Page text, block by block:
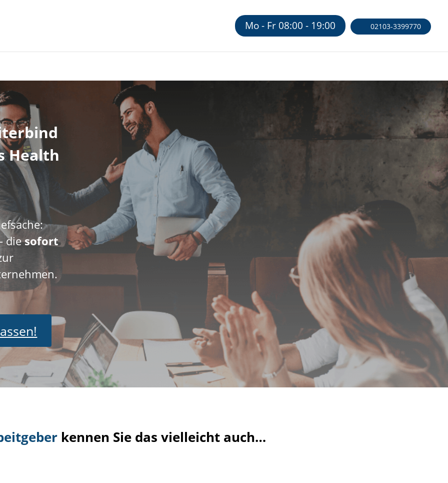
Mo - Fr 08:00 - 19:00 02103-3399770
Health
diesofort
kennen Sie das vielleicht auch…